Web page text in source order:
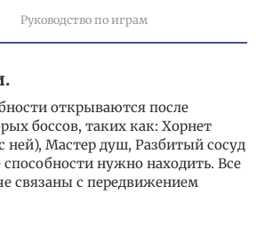
Руководство по играм
открываются после
боссов, таких как: Хорнет
ней), Мастер душ, Разбитый сосуд
нужно находить. Все
связаны с передвижением